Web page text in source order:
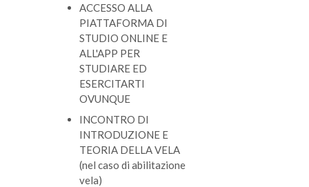
ACCESSO ALLA
PIATTAFORMA DI
STUDIO ONLINE E
ALL'APP PER
STUDIARE ED
ESERCITARTI
OVUNQUE
INCONTRO DI
INTRODUZIONE E
TEORIA DELLA VELA
(nel caso di abilitazione
vela)